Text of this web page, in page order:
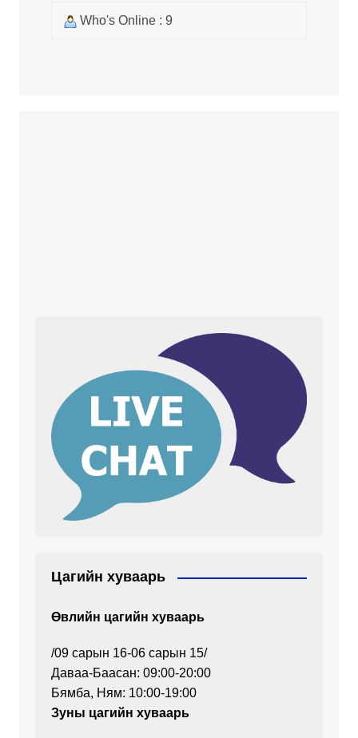
Who's Online : 9
Цагийн хуваарь
Өвлийн цагийн хуваарь
/09 сарын 16-06 сарын 15/
Даваа-Баасан: 09:00-20:00
Бямба, Ням: 10:00-19:00
Зуны цагийн хуваарь